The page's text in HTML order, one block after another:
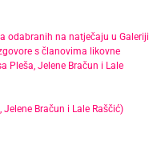
odabranih na natječaju u Galeriji
s članovima likovne
Pleša, Jelene Bračun i Lale
Bračun i Lale Raščić)